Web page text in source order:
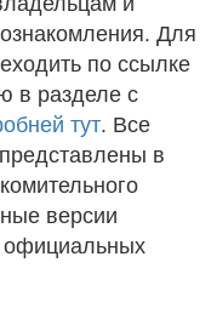
Для
по ссылке
в разделе с
тут. Все
в
версии
официальных